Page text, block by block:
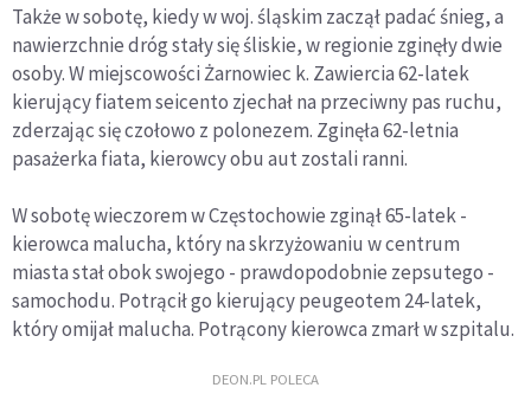
Także w sobotę, kiedy w woj. śląskim zaczął padać śnieg, a
nawierzchnie dróg stały się śliskie, w regionie zginęły dwie
osoby. W miejscowości Żarnowiec k. Zawiercia 62-latek
kierujący fiatem seicento zjechał na przeciwny pas ruchu,
zderzając się czołowo z polonezem. Zginęła 62-letnia
pasażerka fiata, kierowcy obu aut zostali ranni.
W sobotę wieczorem w Częstochowie zginął 65-latek -
kierowca malucha, który na skrzyżowaniu w centrum
miasta stał obok swojego - prawdopodobnie zepsutego -
samochodu. Potrącił go kierujący peugeotem 24-latek,
który omijał malucha. Potrącony kierowca zmarł w szpitalu.
DEON.PL POLECA